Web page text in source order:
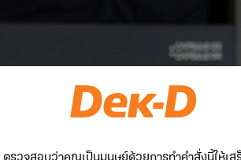
ตรวจสอบว่าคุณเป็นมนุษย์ด้วยการทำคำสั่งนี้ให้เส